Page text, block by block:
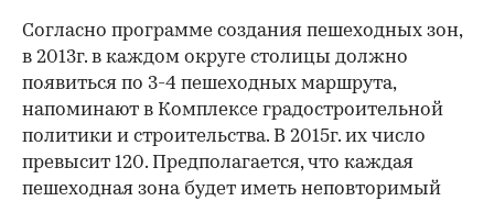
Согласно программе создания пешеходных зон,
в 2013г. в каждом округе столицы должно
появиться по 3-4 пешеходных маршрута,
напоминают в Комплексе градостроительной
политики и строительства. В 2015г. их число
превысит 120. Предполагается, что каждая
пешеходная зона будет иметь неповторимый